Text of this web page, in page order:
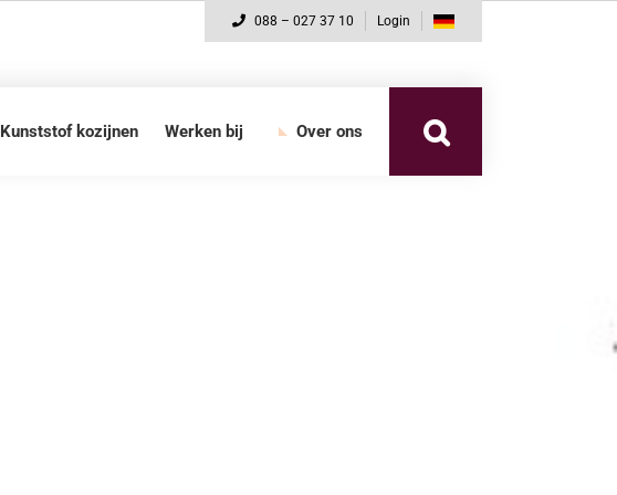
088 – 027 37 10 Login
Kunststof kozijnen Werken bij Over ons